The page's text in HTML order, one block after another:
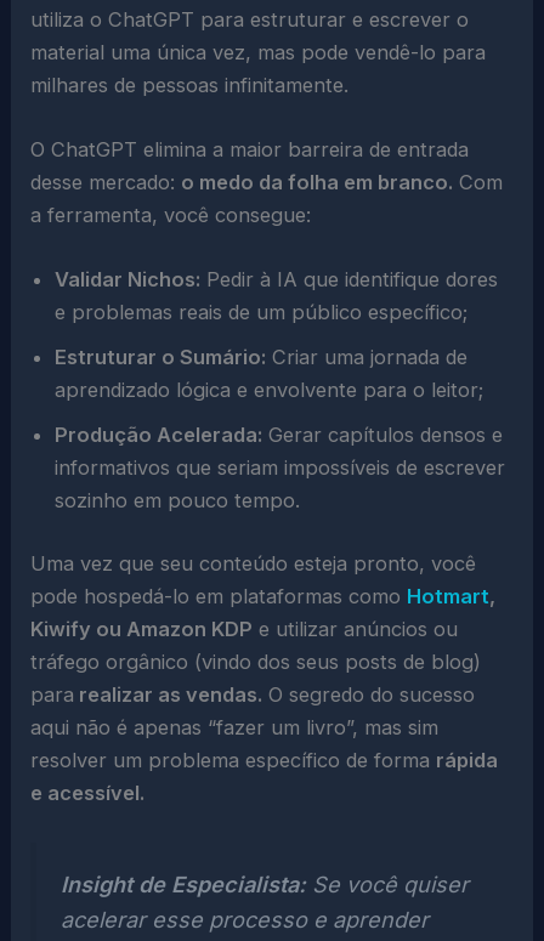
utiliza o ChatGPT para estruturar e escrever o
material uma única vez, mas pode vendê-lo para
milhares de pessoas infinitamente.
O ChatGPT elimina a maior barreira de entrada
desse mercado: o medo da folha em branco. Com
a ferramenta, você consegue:
Validar Nichos: Pedir à IA que identifique dores
e problemas reais de um público específico;
Estruturar o Sumário: Criar uma jornada de
aprendizado lógica e envolvente para o leitor;
Produção Acelerada: Gerar capítulos densos e
informativos que seriam impossíveis de escrever
sozinho em pouco tempo.
Uma vez que seu conteúdo esteja pronto, você
pode hospedá-lo em plataformas como Hotmart,
Kiwify ou Amazon KDP e utilizar anúncios ou
tráfego orgânico (vindo dos seus posts de blog)
para realizar as vendas. O segredo do sucesso
aqui não é apenas “fazer um livro”, mas sim
resolver um problema específico de forma rápida
e acessível.
Insight de Especialista:Se você quiser
acelerar esse processo e aprender